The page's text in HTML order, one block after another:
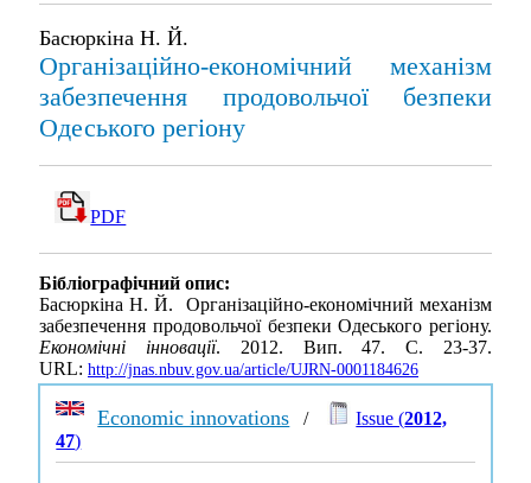
Басюркіна Н. Й.
Організаційно-економічний механізм
забезпечення продовольчої безпеки
Одеського регіону
PDF
Бібліографічний опис:
Басюркіна Н. Й. Організаційно-економічний механізм
забезпечення продовольчої безпеки Одеського регіону.
Економічні інновації. 2012. Вип. 47. С. 23-37.
URL: http://jnas.nbuv.gov.ua/article/UJRN-0001184626
Economic innovations / Issue (2012,
47)